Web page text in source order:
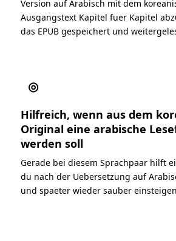
Version auf Arabisch mit dem
Ausgangstext Kapitel fuer Kapitel
das EPUB gespeichert und
◎
Hilfreich, wenn aus dem
Original eine arabische
werden soll
Gerade bei diesem Sprachpaar hilft
du nach der Uebersetzung auf
und spaeter wieder sauber